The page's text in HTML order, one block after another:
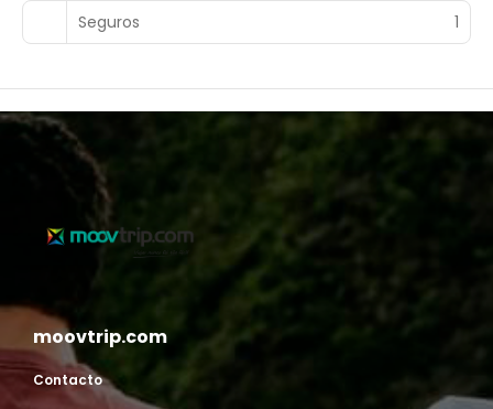
Seguros 1
moovtrip.com
Contacto